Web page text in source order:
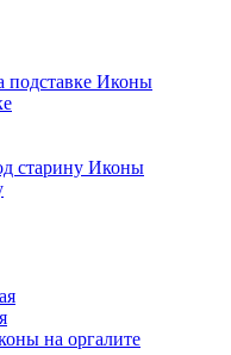
Иконы
Иконы
на оргалите